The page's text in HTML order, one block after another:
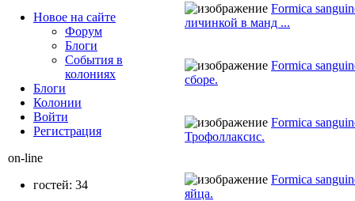
Formica
личинкой в манд ...
Formica
сборе.
Formica
Трофоллаксис.
Formica
яйца.
Новое на сайте
Форум
Блоги
События в
колониях
Блоги
Колонии
Войти
Peгиcтpaция
on-line
гостей: 34